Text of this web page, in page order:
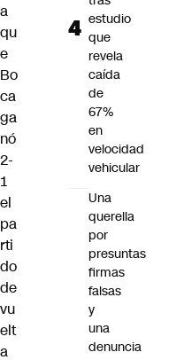
a
qu
e
Bo
ca
ga
nó
2-
1
el
pa
rti
do
de
vu
elt
a
estudio
que
revela
caída
de
67%
en
velocidad
vehicular
Una
querella
por
presuntas
firmas
falsas
y
una
denuncia